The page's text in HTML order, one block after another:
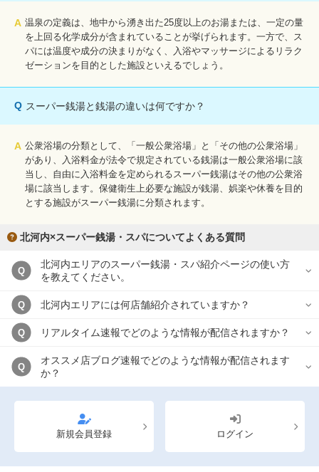
A 温泉の定義は、地中から湧き出た25度以上のお湯または、一定の量
を上回る化学成分が含まれていることが挙げられます。一方で、ス
パには温度や成分の決まりがなく、入浴やマッサージによるリラク
ゼーションを目的とした施設といえるでしょう。
Q スーパー銭湯と銭湯の違いは何ですか？
A 公衆浴場の分類として、「一般公衆浴場」と「その他の公衆浴場」
があり、入浴料金が法令で規定されている銭湯は一般公衆浴場に該
当し、自由に入浴料金を定められるスーパー銭湯はその他の公衆浴
場に該当します。保健衛生上必要な施設が銭湯、娯楽や休養を目的
とする施設がスーパー銭湯に分類されます。
北河内×スーパー銭湯・スパについてよくある質問
Q
北河内エリアのスーパー銭湯・スパ紹介ページの使い方
を教えてください。
Q 北河内エリアには何店舗紹介されていますか？
Q リアルタイム速報でどのような情報が配信されますか？
Q
オススメ店ブログ速報でどのような情報が配信されます
か？
新規会員登録 ログイン